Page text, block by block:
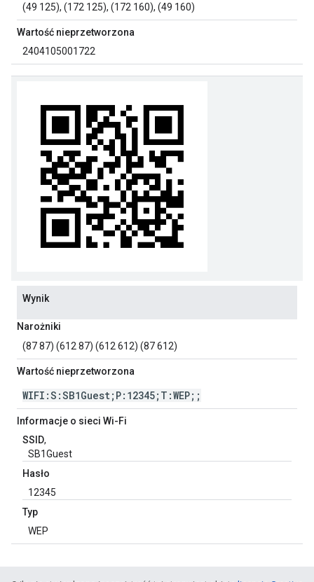
(49 125), (172 125), (172 160), (49 160)
Wartość nieprzetworzona
2404105001722
Wynik
Narożniki
(87 87) (612 87) (612 612) (87 612)
Wartość nieprzetworzona
WIFI:S:SB1Guest;P:12345;T:WEP;;
Informacje o sieci Wi-Fi
SSID,
SB1Guest
Hasło
12345
Typ
WEP